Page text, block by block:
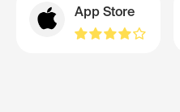
App Store